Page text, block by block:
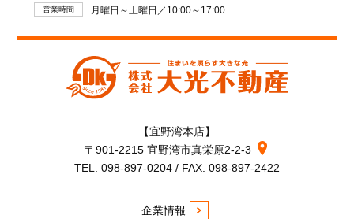
営業時間 月曜日～土曜日／10:00～17:00
【宜野湾本店】
〒901-2215 宜野湾市真栄原2-2-3
TEL. 098-897-0204 / FAX. 098-897-2422
企業情報